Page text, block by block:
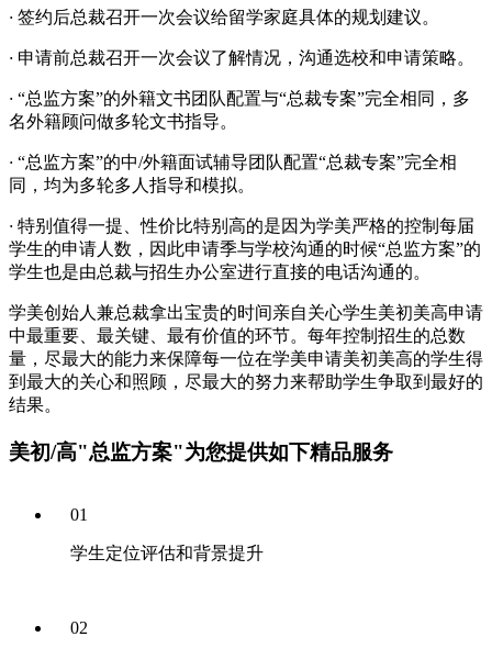
· 签约后总裁召开一次会议给留学家庭具体的规划建议。
· 申请前总裁召开一次会议了解情况，沟通选校和申请策略。
· “总监方案”的外籍文书团队配置与“总裁专案”完全相同，多
名外籍顾问做多轮文书指导。
· “总监方案”的中/外籍面试辅导团队配置“总裁专案”完全相
同，均为多轮多人指导和模拟。
· 特别值得一提、性价比特别高的是因为学美严格的控制每届
学生的申请人数，因此申请季与学校沟通的时候“总监方案”的
学生也是由总裁与招生办公室进行直接的电话沟通的。
学美创始人兼总裁拿出宝贵的时间亲自关心学生美初美高申请
中最重要、最关键、最有价值的环节。每年控制招生的总数
量，尽最大的能力来保障每一位在学美申请美初美高的学生得
到最大的关心和照顾，尽最大的努力来帮助学生争取到最好的
结果。
美初/高"总监方案"为您提供如下精品服务
01
学生定位评估和背景提升
02